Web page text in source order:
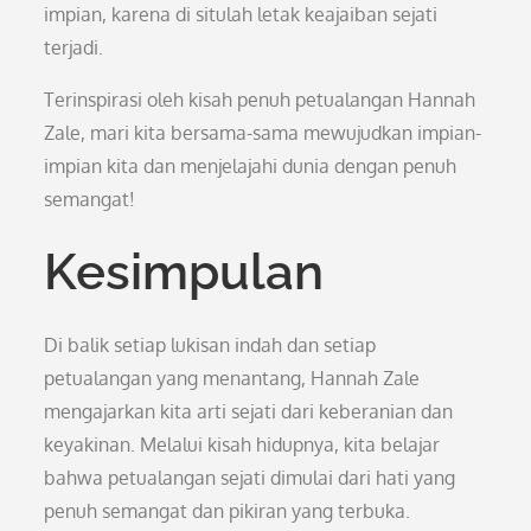
impian, karena di situlah letak keajaiban sejati
terjadi.
Terinspirasi oleh kisah penuh petualangan Hannah
Zale, mari kita bersama-sama mewujudkan impian-
impian kita dan menjelajahi dunia dengan penuh
semangat!
Kesimpulan
Di balik setiap lukisan indah dan setiap
petualangan yang menantang, Hannah Zale
mengajarkan kita arti sejati dari keberanian dan
keyakinan. Melalui kisah hidupnya, kita belajar
bahwa petualangan sejati dimulai dari hati yang
penuh semangat dan pikiran yang terbuka.